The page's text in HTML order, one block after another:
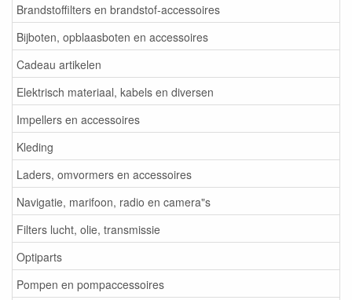
Brandstoffilters en brandstof-accessoires
Bijboten, opblaasboten en accessoires
Cadeau artikelen
Elektrisch materiaal, kabels en diversen
Impellers en accessoires
Kleding
Laders, omvormers en accessoires
Navigatie, marifoon, radio en camera"s
Filters lucht, olie, transmissie
Optiparts
Pompen en pompaccessoires